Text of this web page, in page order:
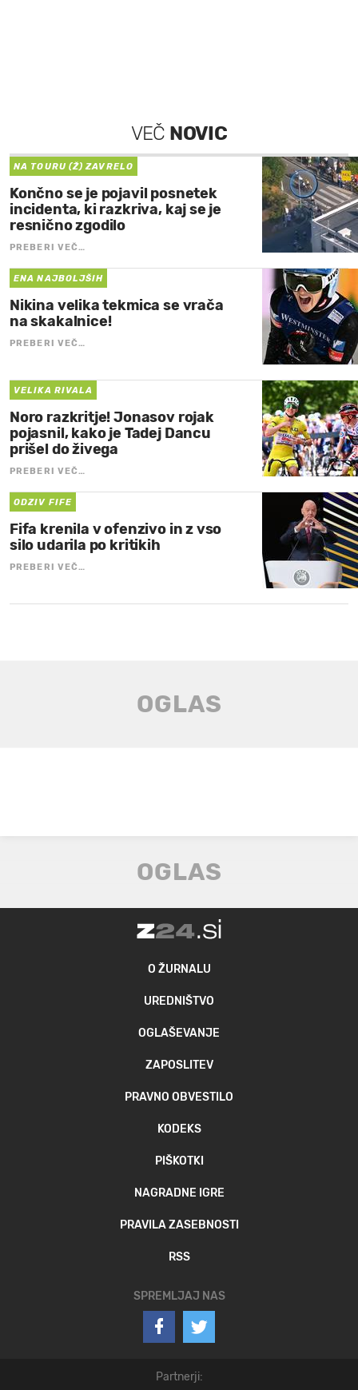
VEČ NOVIC
NA TOURU (Ž) ZAVRELO
Končno se je pojavil posnetek
incidenta, ki razkriva, kaj se je
resnično zgodilo
PREBERI VEČ…
ENA NAJBOLJŠIH
Nikina velika tekmica se vrača
na skakalnice!
PREBERI VEČ…
VELIKA RIVALA
Noro razkritje! Jonasov rojak
pojasnil, kako je Tadej Dancu
prišel do živega
PREBERI VEČ…
ODZIV FIFE
Fifa krenila v ofenzivo in z vso
silo udarila po kritikih
PREBERI VEČ…
O ŽURNALU
UREDNIŠTVO
OGLAŠEVANJE
ZAPOSLITEV
PRAVNO OBVESTILO
KODEKS
PIŠKOTKI
NAGRADNE IGRE
PRAVILA ZASEBNOSTI
RSS
SPREMLJAJ NAS
Partnerji: